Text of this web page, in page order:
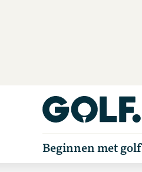
Beginnen met golf